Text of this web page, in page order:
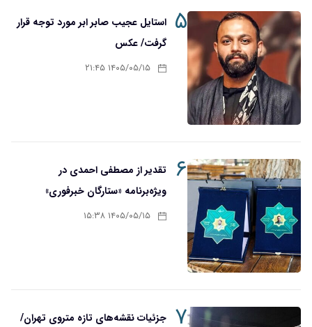
۵ استایل عجیب صابر ابر مورد توجه قرار
گرفت/ عکس
۱۴۰۵/۰۵/۱۵ ۲۱:۴۵
۶
تقدیر از مصطفی احمدی در
ویژه‌برنامه «ستارگان خبرفوری»
۱۴۰۵/۰۵/۱۵ ۱۵:۳۸
۷ جزئیات نقشه‌های تازه متروی تهران/